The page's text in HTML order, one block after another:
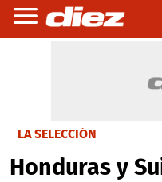
LA SELECCIÓN
Honduras y